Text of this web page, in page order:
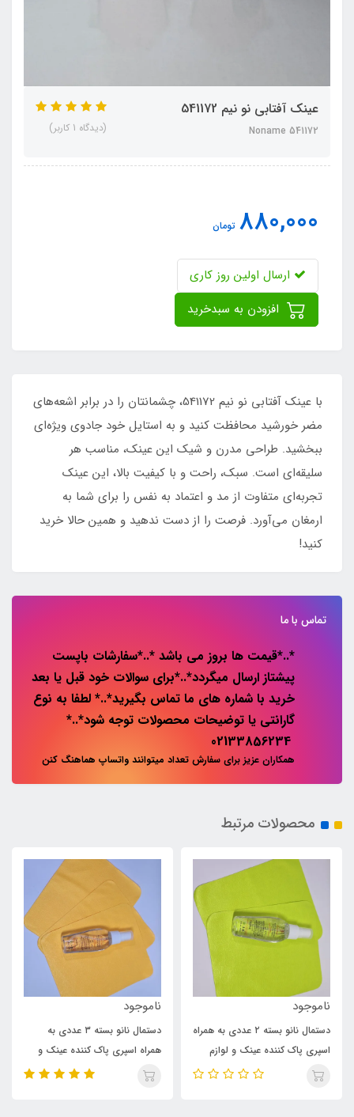
عینک آفتابی نو نیم 541172
Noname 541172 (دیدگاه 1 کاربر)
880,000 تومان
ارسال اولین روز کاری
با عینک آفتابی نو نیم 541172، چشمانتان را در برابر اشعه‌های
مضر خورشید محافظت کنید و به استایل خود جادوی ویژه‌ای
ببخشید. طراحی مدرن و شیک این عینک، مناسب هر
سلیقه‌ای است. سبک، راحت و با کیفیت بالا، این عینک
تجربه‌ای متفاوت از مد و اعتماد به نفس را برای شما به
ارمغان می‌آورد. فرصت را از دست ندهید و همین حالا خرید
کنید!
تماس با ما
*..*قیمت ها بروز می باشد *..*سفارشات باپست
پیشتاز ارسال میگردد*..*برای سوالات خود قبل یا بعد
خرید با شماره های ما تماس بگیرید*..* لطفا به نوع
گارانتی یا توضیحات محصولات توجه شود*..*
همکاران عزیز برای سفارش تعداد میتوانند واتساپ هماهنگ کنن
محصولات مرتبط
ناموجود
دستمال نانو بسته ۲ عددی به همراه
اسپری پاک کننده عینک و لوازم
دیجیتالی
ناموجود
دستمال نانو بسته ۳ عددی به
همراه اسپری پاک کننده عینک و
لوازم دیجیتالی